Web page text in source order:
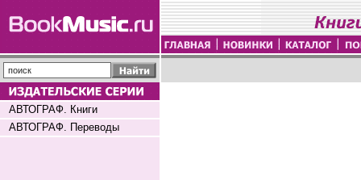
АВТОГРАФ. Книги
АВТОГРАФ. Переводы